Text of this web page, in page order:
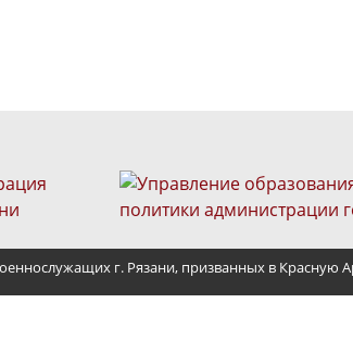
г. Рязани, призванных в Красную